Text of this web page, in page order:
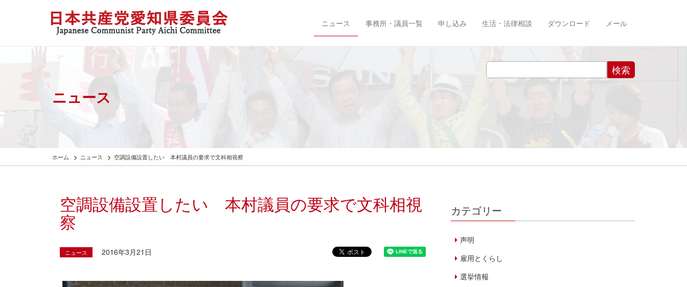
ニュース 事務所・議員一覧 申し込み 生活・法律相談 ダウンロード メール
ニュース
ホーム ニュース 空調設備設置したい 本村議員の要求で文科相視察
空調設備設置したい 本村議員の要求で文科相視
察
ニュース 2016年3月21日
カテゴリー
声明
雇用とくらし
選挙情報